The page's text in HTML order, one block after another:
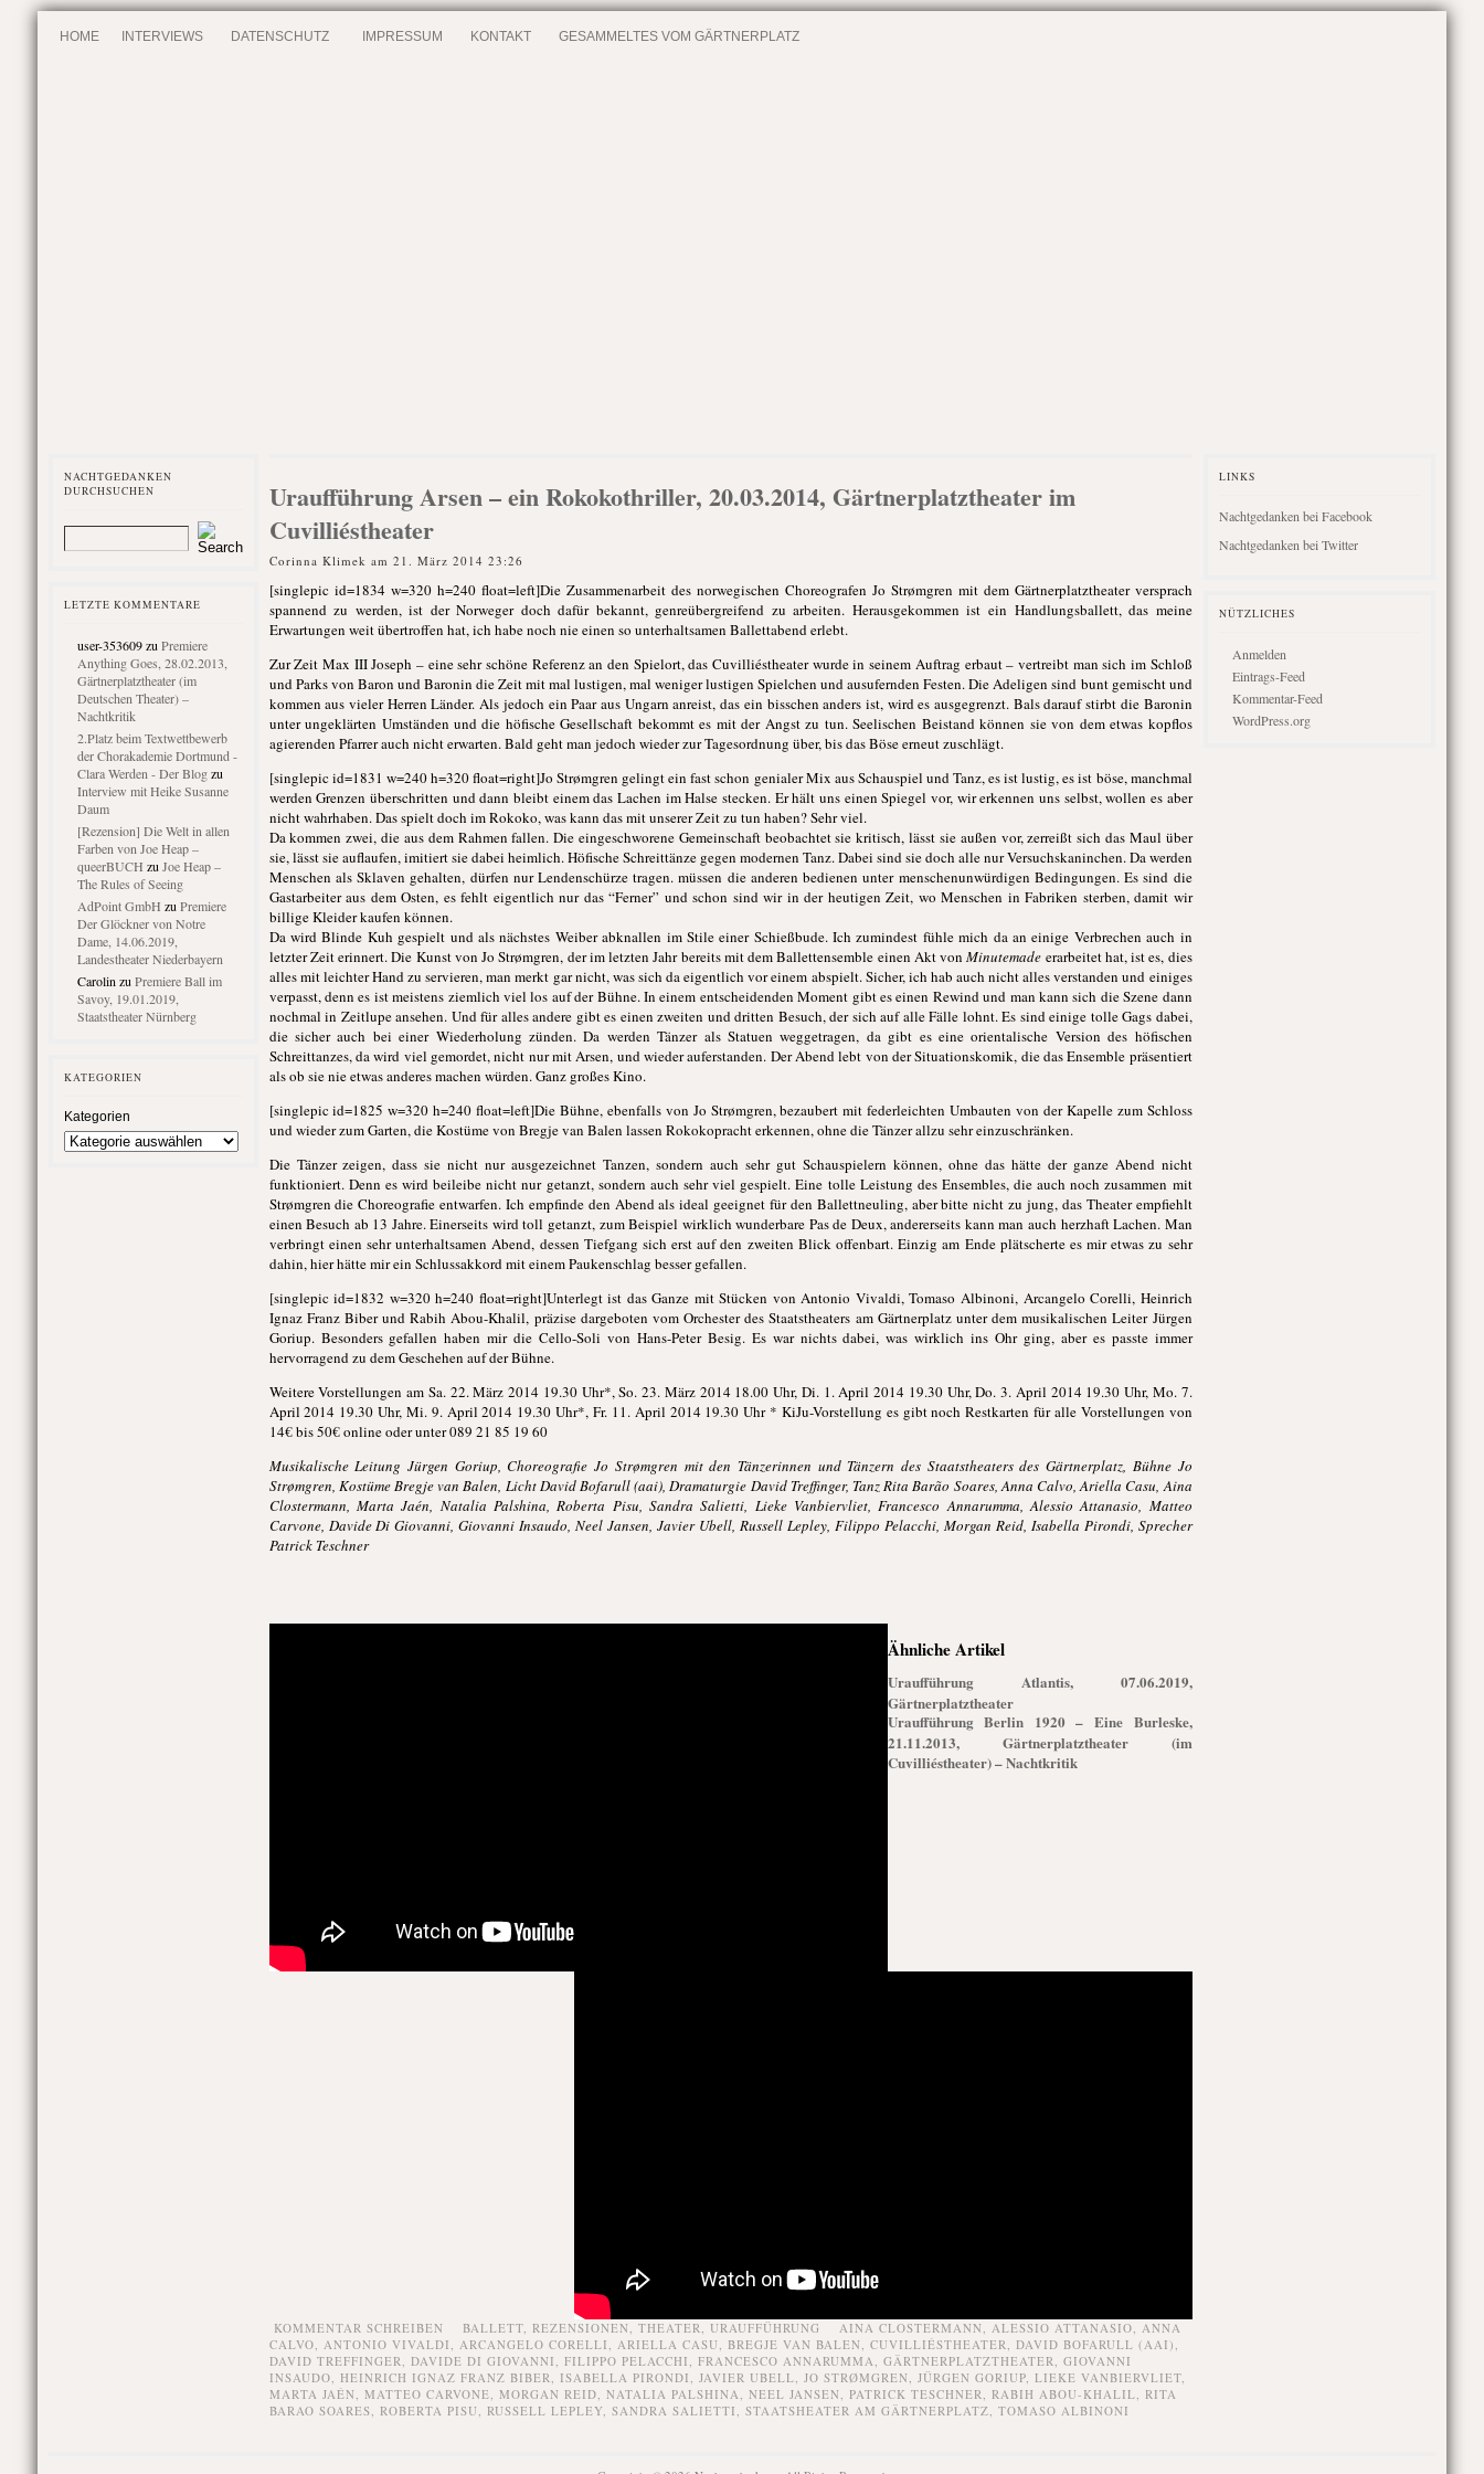
HOME INTERVIEWS DATENSCHUTZ IMPRESSUM KONTAKT GESAMMELTES VOM GÄRTNERPLATZ
NACHTGEDANKEN
DURCHSUCHEN
LETZTE KOMMENTARE
user-353609zu Premiere
Anything Goes, 28.02.2013,
Gärtnerplatztheater (im
Deutschen Theater) –
Nachtkritik
2.Platz beim Textwettbewerb
der Chorakademie Dortmund -
Clara Werden - Der Blogzu
Interview mit Heike Susanne
Daum
[Rezension] Die Welt in allen
Farben von Joe Heap –
queerBUCH zu Joe Heap –
The Rules of Seeing
AdPoint GmbH zu Premiere
Der Glöckner von Notre
Dame, 14.06.2019,
Landestheater Niederbayern
Carolin zu Premiere Ball im
Savoy, 19.01.2019,
Staatstheater Nürnberg
KATEGORIEN
Kategorien
Uraufführung Arsen – ein Rokokothriller, 20.03.2014, Gärtnerplatztheater im
Cuvilliéstheater
Corinna Klimek am 21. März 2014 23:26
[singlepic id=1834 w=320 h=240 float=left]Die Zusammenarbeit des norwegischen Choreografen Jo Strømgren mit dem Gärtnerplatztheater versprach
spannend zu werden, ist der Norweger doch dafür bekannt, genreübergreifend zu arbeiten. Herausgekommen ist ein Handlungsballett, das meine
Erwartungen weit übertroffen hat, ich habe noch nie einen so unterhaltsamen Ballettabend erlebt.
Zur Zeit Max III Joseph – eine sehr schöne Referenz an den Spielort, das Cuvilliéstheater wurde in seinem Auftrag erbaut – vertreibt man sich im Schloß
und Parks von Baron und Baronin die Zeit mit mal lustigen, mal weniger lustigen Spielchen und ausufernden Festen. Die Adeligen sind bunt gemischt und
kommen aus vieler Herren Länder. Als jedoch ein Paar aus Ungarn anreist, das ein bisschen anders ist, wird es ausgegrenzt. Bals darauf stirbt die Baronin
unter ungeklärten Umständen und die höfische Gesellschaft bekommt es mit der Angst zu tun. Seelischen Beistand können sie von dem etwas kopflos
agierenden Pfarrer auch nicht erwarten. Bald geht man jedoch wieder zur Tagesordnung über, bis das Böse erneut zuschlägt.
[singlepic id=1831 w=240 h=320 float=right]Jo Strømgren gelingt ein fast schon genialer Mix aus Schauspiel und Tanz, es ist lustig, es ist böse, manchmal
werden Grenzen überschritten und dann bleibt einem das Lachen im Halse stecken. Er hält uns einen Spiegel vor, wir erkennen uns selbst, wollen es aber
nicht wahrhaben. Das spielt doch im Rokoko, was kann das mit unserer Zeit zu tun haben? Sehr viel.
Da kommen zwei, die aus dem Rahmen fallen. Die eingeschworene Gemeinschaft beobachtet sie kritisch, lässt sie außen vor, zerreißt sich das Maul über
sie, lässt sie auflaufen, imitiert sie dabei heimlich. Höfische Schreittänze gegen modernen Tanz. Dabei sind sie doch alle nur Versuchskaninchen. Da werden
Menschen als Sklaven gehalten, dürfen nur Lendenschürze tragen. müssen die anderen bedienen unter menschenunwürdigen Bedingungen. Es sind die
Gastarbeiter aus dem Osten, es fehlt eigentlich nur das “Ferner” und schon sind wir in der heutigen Zeit, wo Menschen in Fabriken sterben, damit wir
billige Kleider kaufen können.
Da wird Blinde Kuh gespielt und als nächstes Weiber abknallen im Stile einer Schießbude. Ich zumindest fühle mich da an einige Verbrechen auch in
letzter Zeit erinnert. Die Kunst von Jo Strømgren, der im letzten Jahr bereits mit dem Ballettensemble einen Akt vonMinutemade erarbeitet hat, ist es, dies
alles mit leichter Hand zu servieren, man merkt gar nicht, was sich da eigentlich vor einem abspielt. Sicher, ich hab auch nicht alles verstanden und einiges
verpasst, denn es ist meistens ziemlich viel los auf der Bühne. In einem entscheidenden Moment gibt es einen Rewind und man kann sich die Szene dann
nochmal in Zeitlupe ansehen. Und für alles andere gibt es einen zweiten und dritten Besuch, der sich auf alle Fälle lohnt. Es sind einige tolle Gags dabei,
die sicher auch bei einer Wiederholung zünden. Da werden Tänzer als Statuen weggetragen, da gibt es eine orientalische Version des höfischen
Schreittanzes, da wird viel gemordet, nicht nur mit Arsen, und wieder auferstanden. Der Abend lebt von der Situationskomik, die das Ensemble präsentiert
als ob sie nie etwas anderes machen würden. Ganz großes Kino.
[singlepic id=1825 w=320 h=240 float=left]Die Bühne, ebenfalls von Jo Strømgren, bezaubert mit federleichten Umbauten von der Kapelle zum Schloss
und wieder zum Garten, die Kostüme von Bregje van Balen lassen Rokokopracht erkennen, ohne die Tänzer allzu sehr einzuschränken.
Die Tänzer zeigen, dass sie nicht nur ausgezeichnet Tanzen, sondern auch sehr gut Schauspielern können, ohne das hätte der ganze Abend nicht
funktioniert. Denn es wird beileibe nicht nur getanzt, sondern auch sehr viel gespielt. Eine tolle Leistung des Ensembles, die auch noch zusammen mit
Strømgren die Choreografie entwarfen. Ich empfinde den Abend als ideal geeignet für den Ballettneuling, aber bitte nicht zu jung, das Theater empfiehlt
einen Besuch ab 13 Jahre. Einerseits wird toll getanzt, zum Beispiel wirklich wunderbare Pas de Deux, andererseits kann man auch herzhaft Lachen. Man
verbringt einen sehr unterhaltsamen Abend, dessen Tiefgang sich erst auf den zweiten Blick offenbart. Einzig am Ende plätscherte es mir etwas zu sehr
dahin, hier hätte mir ein Schlussakkord mit einem Paukenschlag besser gefallen.
[singlepic id=1832 w=320 h=240 float=right]Unterlegt ist das Ganze mit Stücken von Antonio Vivaldi, Tomaso Albinoni, Arcangelo Corelli, Heinrich
Ignaz Franz Biber und Rabih Abou-Khalil, präzise dargeboten vom Orchester des Staatstheaters am Gärtnerplatz unter dem musikalischen Leiter Jürgen
Goriup. Besonders gefallen haben mir die Cello-Soli von Hans-Peter Besig. Es war nichts dabei, was wirklich ins Ohr ging, aber es passte immer
hervorragend zu dem Geschehen auf der Bühne.
Weitere Vorstellungen am Sa. 22. März 2014 19.30 Uhr*, So. 23. März 2014 18.00 Uhr, Di. 1. April 2014 19.30 Uhr, Do. 3. April 2014 19.30 Uhr, Mo. 7.
April 2014 19.30 Uhr, Mi. 9. April 2014 19.30 Uhr*, Fr. 11. April 2014 19.30 Uhr * KiJu-Vorstellung es gibt noch Restkarten für alle Vorstellungen von
14€ bis 50€ online oder unter 089 21 85 19 60
Musikalische Leitung Jürgen Goriup, Choreografie Jo Strømgren mit den Tänzerinnen und Tänzern des Staatstheaters des Gärtnerplatz, Bühne Jo
Strømgren, Kostüme Bregje van Balen, Licht David Bofarull (aai), Dramaturgie David Treffinger, Tanz Rita Barão Soares, Anna Calvo, Ariella Casu, Aina
Clostermann, Marta Jaén, Natalia Palshina, Roberta Pisu, Sandra Salietti, Lieke Vanbiervliet, Francesco Annarumma, Alessio Attanasio, Matteo
Carvone, Davide Di Giovanni, Giovanni Insaudo, Neel Jansen, Javier Ubell, Russell Lepley, Filippo Pelacchi, Morgan Reid, Isabella Pirondi, Sprecher
Patrick Teschner
Ähnliche Artikel
Uraufführung Atlantis, 07.06.2019,
Gärtnerplatztheater
Uraufführung Berlin 1920 – Eine Burleske,
21.11.2013, Gärtnerplatztheater (im
Cuvilliéstheater) – Nachtkritik
KOMMENTAR SCHREIBEN BALLETT, REZENSIONEN, THEATER, URAUFFÜHRUNG AINA CLOSTERMANN, ALESSIO ATTANASIO, ANNA
CALVO, ANTONIO VIVALDI, ARCANGELO CORELLI, ARIELLA CASU, BREGJE VAN BALEN, CUVILLIÉSTHEATER, DAVID BOFARULL (AAI),
DAVID TREFFINGER, DAVIDE DI GIOVANNI, FILIPPO PELACCHI, FRANCESCO ANNARUMMA, GÄRTNERPLATZTHEATER, GIOVANNI
INSAUDO, HEINRICH IGNAZ FRANZ BIBER, ISABELLA PIRONDI, JAVIER UBELL, JO STRØMGREN, JÜRGEN GORIUP, LIEKE VANBIERVLIET,
MARTA JAÉN, MATTEO CARVONE, MORGAN REID, NATALIA PALSHINA, NEEL JANSEN, PATRICK TESCHNER, RABIH ABOU-KHALIL, RITA
BARAO SOARES, ROBERTA PISU, RUSSELL LEPLEY, SANDRA SALIETTI, STAATSHEATER AM GÄRTNERPLATZ, TOMASO ALBINONI
LINKS
Nachtgedanken bei Facebook
Nachtgedanken bei Twitter
NÜTZLICHES
Anmelden
Eintrags-Feed
Kommentar-Feed
WordPress.org